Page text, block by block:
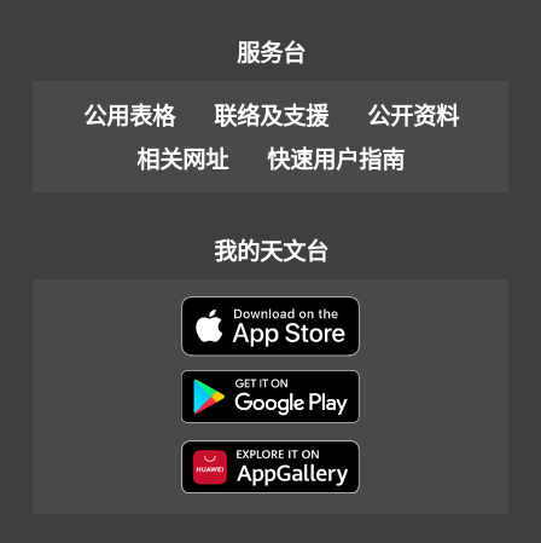
服务台
公用表格 联络及支援
公开资料
相关网址
快速用户指南
我的天文台